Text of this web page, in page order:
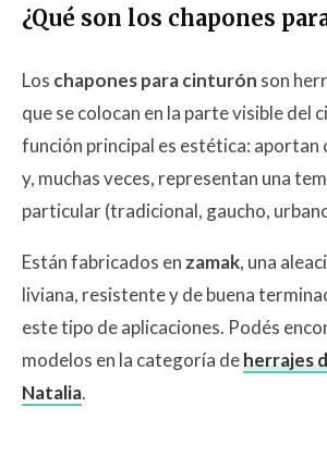
¿Qué son los chapones
Los chapones para cinturón son
que se colocan en la parte visible del
función principal es estética: aportan
y, muchas veces, representan una
particular (tradicional, gaucho,
Están fabricados enzamak, una
liviana, resistente y de buena
este tipo de aplicaciones. Podés
modelos en la categoría deherrajes
Natalia.